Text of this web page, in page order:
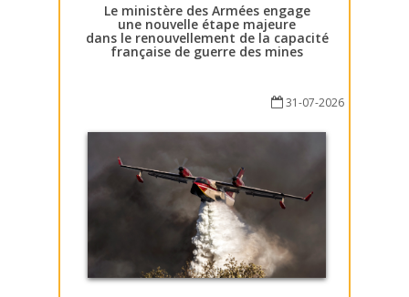
Le ministère des Armées engage
une nouvelle étape majeure
dans le renouvellement de la capacité
française de guerre des mines
31-07-2026